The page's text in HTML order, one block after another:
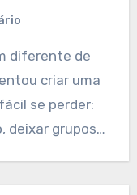
criar uma
se perder:
deixar grupos…